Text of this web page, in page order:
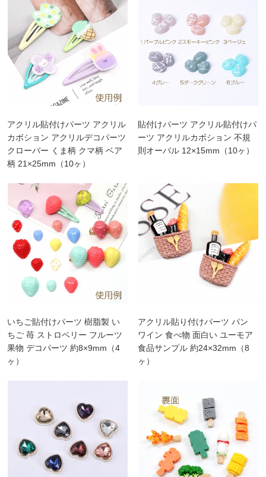
アクリル貼付けパーツ アクリル
カボション アクリルデコパーツ
クローバー くま柄 クマ柄 ベア
柄 21×25mm（10ヶ）
貼付けパーツ アクリル貼付けパ
ーツ アクリルカボション 不規
則オーバル 12×15mm（10ヶ）
いちご貼付けパーツ 樹脂製 い
ちご 苺 ストロベリー フルーツ
果物 デコパーツ 約8×9mm（4
ヶ）
アクリル貼り付けパーツ パン
ワイン 食べ物 面白い ユーモア
食品サンプル 約24×32mm（8
ヶ）